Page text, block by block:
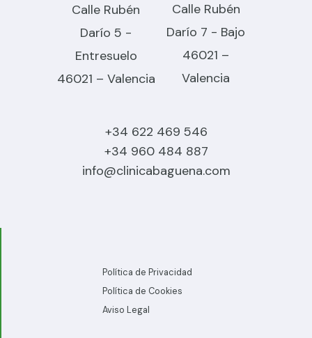
Calle Rubén
Darío 5 -
Entresuelo
46021 – Valencia
Calle Rubén
Darío 7 - Bajo
46021 –
Valencia
+34 622 469 546
+34 960 484 887
info@clinicabaguena.com
Política de Privacidad
Política de Cookies
Aviso Legal